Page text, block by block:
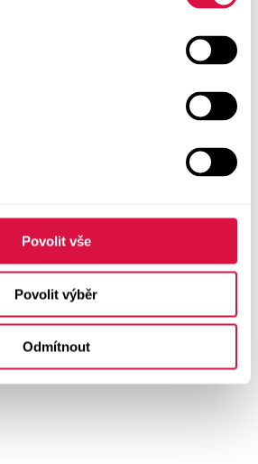
Povolit vše
Povolit výběr
Odmítnout